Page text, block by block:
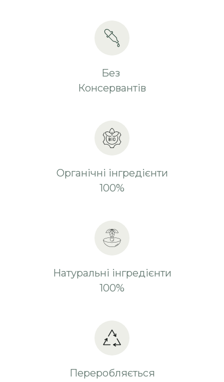
Без
Консервантів
Органічні інгредієнти
100%
Натуральні інгредієнти
100%
Переробляється